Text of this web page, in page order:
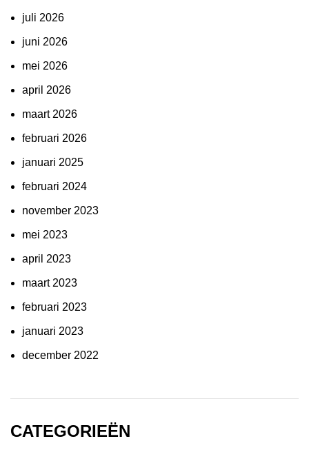
juli 2026
juni 2026
mei 2026
april 2026
maart 2026
februari 2026
januari 2025
februari 2024
november 2023
mei 2023
april 2023
maart 2023
februari 2023
januari 2023
december 2022
CATEGORIEËN